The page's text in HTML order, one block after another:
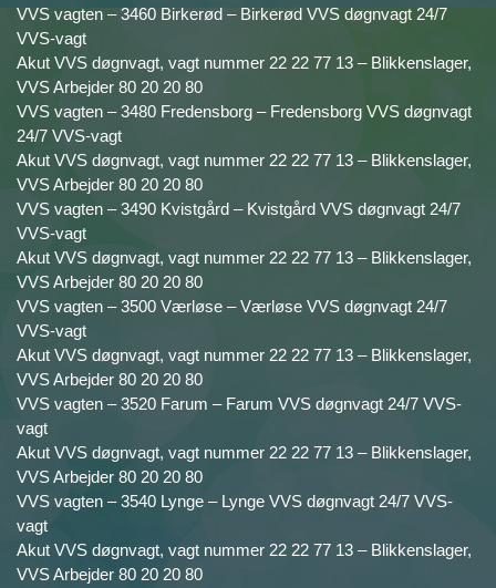
VVS vagten – 3460 Birkerød – Birkerød VVS døgnvagt 24/7
VVS-vagt
Akut VVS døgnvagt, vagt nummer 22 22 77 13 – Blikkenslager,
VVS Arbejder 80 20 20 80
VVS vagten – 3480 Fredensborg – Fredensborg VVS døgnvagt
24/7 VVS-vagt
Akut VVS døgnvagt, vagt nummer 22 22 77 13 – Blikkenslager,
VVS Arbejder 80 20 20 80
VVS vagten – 3490 Kvistgård – Kvistgård VVS døgnvagt 24/7
VVS-vagt
Akut VVS døgnvagt, vagt nummer 22 22 77 13 – Blikkenslager,
VVS Arbejder 80 20 20 80
VVS vagten – 3500 Værløse – Værløse VVS døgnvagt 24/7
VVS-vagt
Akut VVS døgnvagt, vagt nummer 22 22 77 13 – Blikkenslager,
VVS Arbejder 80 20 20 80
VVS vagten – 3520 Farum – Farum VVS døgnvagt 24/7 VVS-
vagt
Akut VVS døgnvagt, vagt nummer 22 22 77 13 – Blikkenslager,
VVS Arbejder 80 20 20 80
VVS vagten – 3540 Lynge – Lynge VVS døgnvagt 24/7 VVS-
vagt
Akut VVS døgnvagt, vagt nummer 22 22 77 13 – Blikkenslager,
VVS Arbejder 80 20 20 80